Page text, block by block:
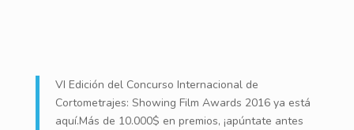
VI Edición del Concurso Internacional de
Cortometrajes: Showing Film Awards 2016 ya está
aquí.Más de 10.000$ en premios, ¡apúntate antes